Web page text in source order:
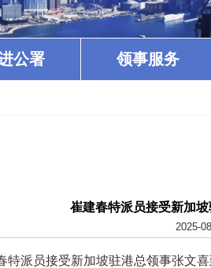
公署 领事服务
崔建春特派员接受新加
2025-
派员接受新加坡驻港总领事张文喜